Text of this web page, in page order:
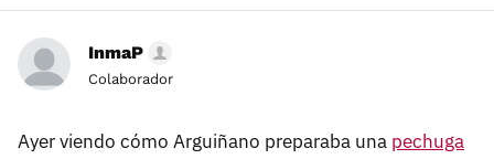
InmaP
Colaborador
Ayer viendo cómo Arguiñano preparaba una pechuga